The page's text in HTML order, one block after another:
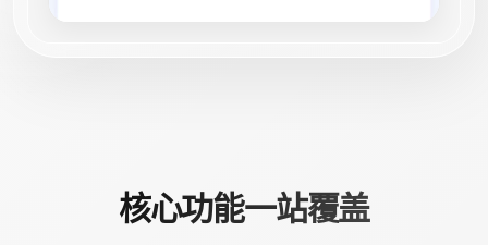
核心功能一站覆盖